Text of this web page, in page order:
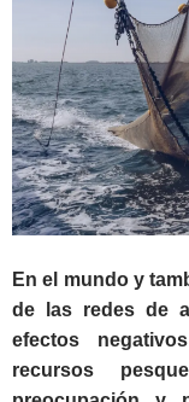
En el mundo y
de las redes de
efectos
recursos